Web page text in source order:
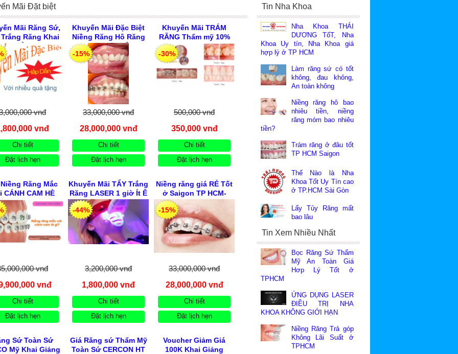
Mãi Đặt biệt
Mãi Răng Sứ,
Răng Khai
& HÈ ”26 trước
30.08.2026
vnđ
vnđ
Chi tiết
Đặt lịch hẹn
Khuyến Mãi Đặc Biệt
Niềng Răng Hô Răng
Móm 2 hàm GIÁ KM
Trả Góp 28 Triệu
KHÔNG Lãi Suất Trước
30.08.2026 Tại CN 104
Nguyễn Phi Khanh Q1
-15%
33,000,000 vnđ
28,000,000 vnđ
Chi tiết
Đặt lịch hẹn
Khuyến Mãi TRÁM
RĂNG Thẩm mỹ 10%
Rẻ, đẹp Uy tín ở HCM
Dịp KHAI TRƯƠNG
CN3 24/1 D5 BT Trước
30.08.2026
-30%
500,000 vnđ
350,000 vnđ
Chi tiết
Đặt lịch hẹn
Răng Mắc
CÁNH CAM HÈ
30.08.2026
vnđ
vnđ
Chi tiết
Đặt lịch hẹn
Khuyến Mãi TẨY Trắng
Răng LASER 1 giờ Ít Ê
Buốt, Công Nghệ mới
45 phút Giá RẺ Khai
Giảng & Hè ”26 Trước
30.08.2026
-44%
3,200,000 vnđ
1,800,000 vnđ
Chi tiết
Đặt lịch hẹn
Niềng răng giá RẺ Tốt
ở Saigon TP HCM-
Niềng Răng Nhanh
Hiệu Quả & Trả Góp
Ko Lãi Suất Trước
30.08.2026 28 Triệu 2
Hàm
-15%
33,000,000 vnđ
28,000,000 vnđ
Chi tiết
Đặt lịch hẹn
Sứ Toàn Sứ
Mỹ Khai Giảng
Giá Răng sứ Thẩm Mỹ
Toàn Sứ CERCON HT
Voucher Giảm Giá
100K Khai Giảng
Tin Nha Khoa
Nha Khoa THÁI
DƯƠNG TốT, Nha
Khoa Uy tín, Nha Khoa giá
hợp lý ở TP HCM
Làm răng sứ có tốt
không, đau không,
An toàn không
Niềng răng hô bao
nhiêu tiền, niềng
răng móm bao nhiêu
tiền?
Trám răng ở đâu tốt
TP HCM Saigon
Thế Nào là Nha
Khoa Tốt Uy Tín cao
ở TP.HCM Sài Gòn
Lấy Tủy Răng mất
bao lâu
Tin Xem Nhiều Nhất
Bọc Răng Sứ Thẩm
Mỹ An Toàn Giá
Hơp Lý Tốt ở
TPHCM
ỨNG DỤNG LASER
ĐIỀU TRỊ NHA
KHOA KHÔNG GIỚI HẠN
Niềng Răng Trả góp
Không Lãi Suất ở
TPHCM